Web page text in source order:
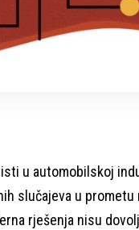
u automobilskoj
slučajeva u prometu
rješenja nisu